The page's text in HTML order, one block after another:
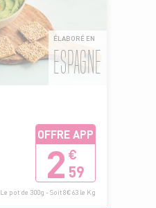
ÉLABORÉ EN
ESPAGNE
OFFRE APP
2 €
59
Le pot de 300g - Soit 8€63 le Kg